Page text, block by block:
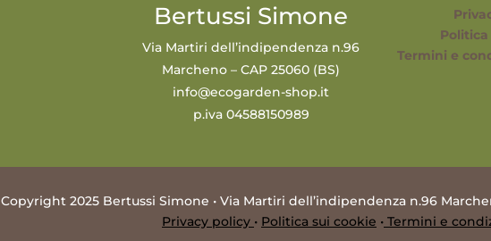
Bertussi Simone
Via Martiri dell’indipendenza n.96
Marcheno – CAP 25060 (BS)
info@ecogarden-shop.it
p.iva 04588150989
Termini e
Copyright 2025 Bertussi Simone • Via Martiri dell’indipendenza n.96
Privacy policy • Politica sui cookie • Termini e